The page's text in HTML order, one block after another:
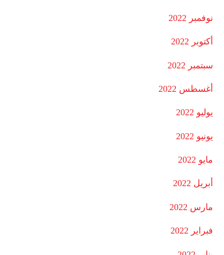
نوفمبر 2022
أكتوبر 2022
سبتمبر 2022
أغسطس 2022
يوليو 2022
يونيو 2022
مايو 2022
أبريل 2022
مارس 2022
فبراير 2022